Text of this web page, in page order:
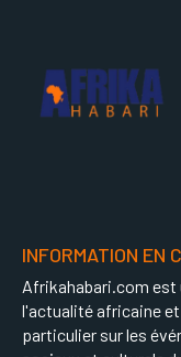
INFORMATION EN
Afrikahabari.com est
l'actualité africaine
particulier sur les